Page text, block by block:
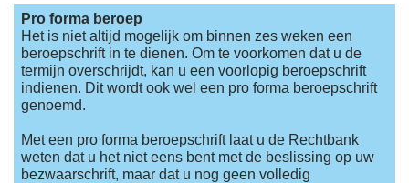
Pro forma beroep
Het is niet altijd mogelijk om binnen zes weken een
beroepschrift in te dienen. Om te voorkomen dat u de
termijn overschrijdt, kan u een voorlopig beroepschrift
indienen. Dit wordt ook wel een pro forma beroepschrift
genoemd.
Met een pro forma beroepschrift laat u de Rechtbank
weten dat u het niet eens bent met de beslissing op uw
bezwaarschrift, maar dat u nog geen volledig